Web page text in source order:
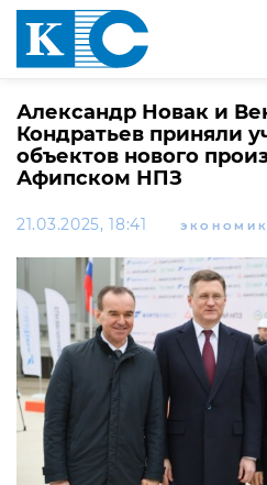
Александр Новак и
Кондратьев приняли
объектов нового
Афипском НПЗ
21.03.2025, 18:41